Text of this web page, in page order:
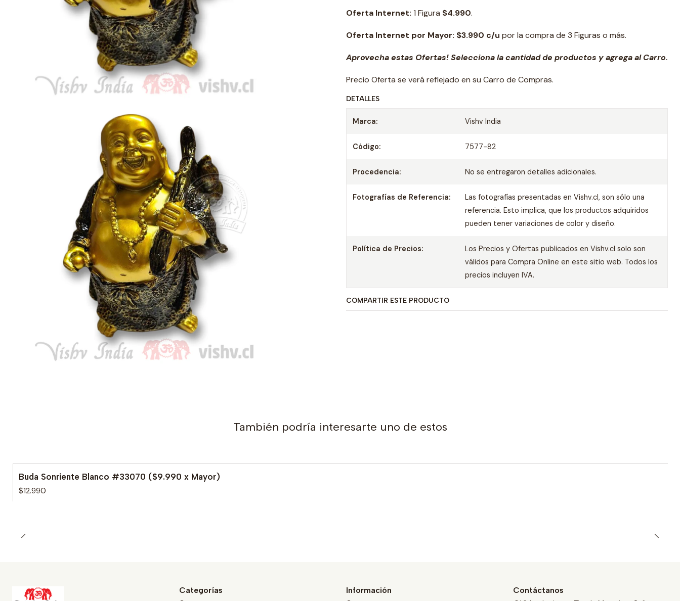
Oferta Internet: 1 Figura $4.990.
Oferta Internet por Mayor: $3.990 c/u por la compra de 3 Figuras o más.
Aprovecha estas Ofertas! Selecciona la cantidad de productos y agrega al Carro.
Precio Oferta se verá reflejado en su Carro de Compras.
DETALLES
Marca: Vishv India
Código: 7577-82
Procedencia: No se entregaron detalles adicionales.
Fotografías de Referencia:
Las fotografías presentadas en Vishv.cl, son sólo una
referencia. Esto implica, que los productos adquiridos
pueden tener variaciones de color y diseño.
Política de Precios:
Los Precios y Ofertas publicados en Vishv.cl solo son
válidos para Compra Online en este sitio web. Todos los
precios incluyen IVA.
COMPARTIR ESTE PRODUCTO
También podría interesarte uno de estos
Buda Sonriente Blanco #33070 ($9.990 x Mayor)
$12.990
Categorías Información Contáctanos